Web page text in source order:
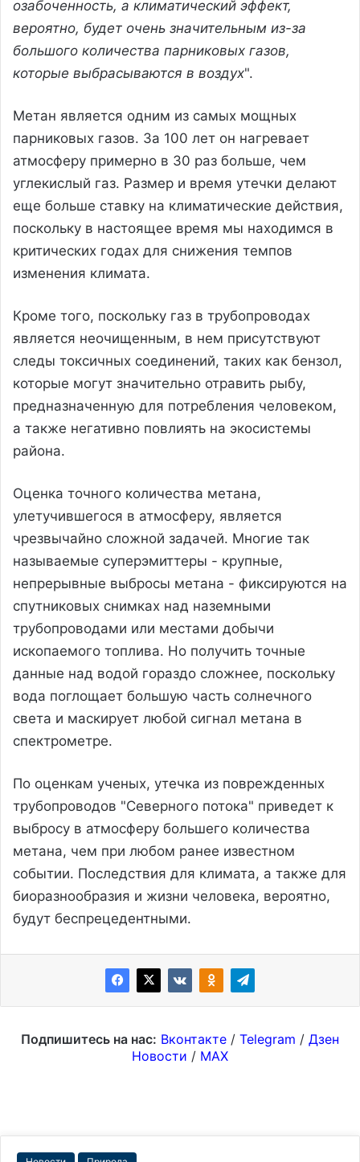
озабоченность, а климатический эффект,
вероятно, будет очень значительным из-за
большого количества парниковых газов,
которые выбрасываются в воздух".
Метан является одним из самых мощных
парниковых газов. За 100 лет он нагревает
атмосферу примерно в 30 раз больше, чем
углекислый газ. Размер и время утечки делают
еще больше ставку на климатические действия,
поскольку в настоящее время мы находимся в
критических годах для снижения темпов
изменения климата.
Кроме того, поскольку газ в трубопроводах
является неочищенным, в нем присутствуют
следы токсичных соединений, таких как бензол,
которые могут значительно отравить рыбу,
предназначенную для потребления человеком,
а также негативно повлиять на экосистемы
района.
Оценка точного количества метана,
улетучившегося в атмосферу, является
чрезвычайно сложной задачей. Многие так
называемые суперэмиттеры - крупные,
непрерывные выбросы метана - фиксируются на
спутниковых снимках над наземными
трубопроводами или местами добычи
ископаемого топлива. Но получить точные
данные над водой гораздо сложнее, поскольку
вода поглощает большую часть солнечного
света и маскирует любой сигнал метана в
спектрометре.
По оценкам ученых, утечка из поврежденных
трубопроводов "Северного потока" приведет к
выбросу в атмосферу большего количества
метана, чем при любом ранее известном
событии. Последствия для климата, а также для
биоразнообразия и жизни человека, вероятно,
будут беспрецедентными.
Подпишитесь на нас: Вконтакте / Telegram / Дзен
Новости / MAX